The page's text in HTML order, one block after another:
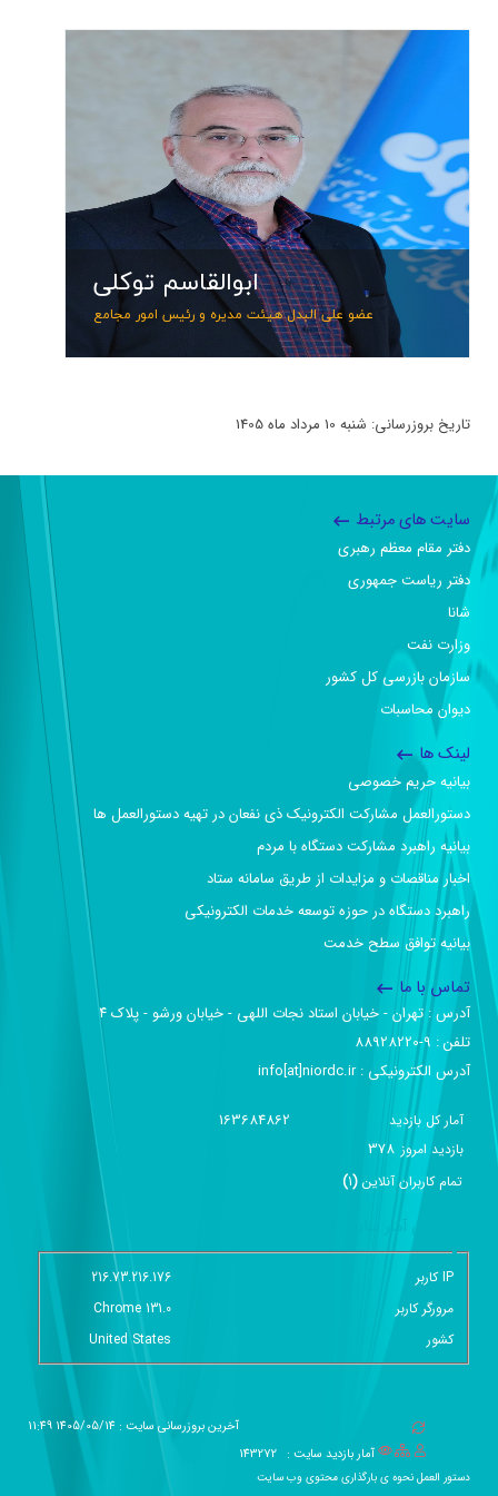
ابوالقاسم توکلی
عضو علی البدل هیئت مدیره و رئیس امور مجامع
تاریخ بروزرسانی: شنبه 10 مرداد ماه 1405
سایت های مرتبط
دفتر مقام معظم رهبری
دفتر ریاست جمهوری
شانا
وزارت نفت
سازمان بازرسی کل کشور
دیوان محاسبات
لینک ها
بیانیه حریم خصوصی
دستورالعمل مشارکت الکترونیک ذی نفعان در تهیه دستورالعمل ها
بیانیه راهبرد مشارکت دستگاه با مردم
اخبار مناقصات و مزایدات از طریق سامانه ستاد
راهبرد دستگاه در حوزه توسعه خدمات الکترونیکی
بیانیه توافق سطح خدمت
تماس با ما
آدرس :‌ تهران - خیابان استاد نجات اللهی - خیابان ورشو - پلاک ۴
تلفن :‌ 9-88928220
آدرس الکترونیکی :‌ info[at]niordc.ir
آمار کل بازدید 163684862
بازديد امروز 378
تمام کاربران آنلاين (
1
)
IP کاربر
216.73.216.176
مرورگر کاربر
Chrome 131.0
کشور
United States
آخرین بروزرسانی سایت : 1405/05/14 11:49
آمار بازدید سایت : 143272
دستور العمل نحوه ی بارگذاری محتوی وب سایت